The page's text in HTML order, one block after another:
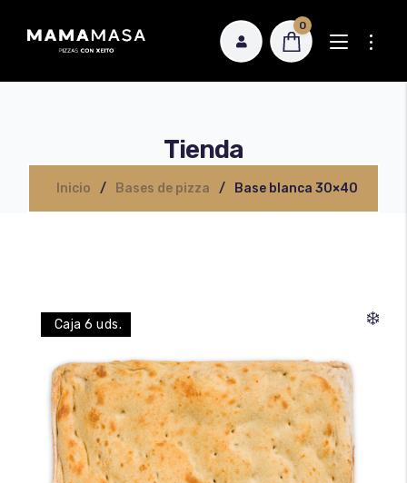
Pizzas Rectangulares 30×40 cm
Focaccia
Minipizzas
Empanadas
Nuestra receta
Política de calidad
Certificado Seguridad Alimentaria
Envíos y devoluciones
0
Tienda
Inicio Bases de pizza Base blanca 30×40
❄️
Caja 6 uds.